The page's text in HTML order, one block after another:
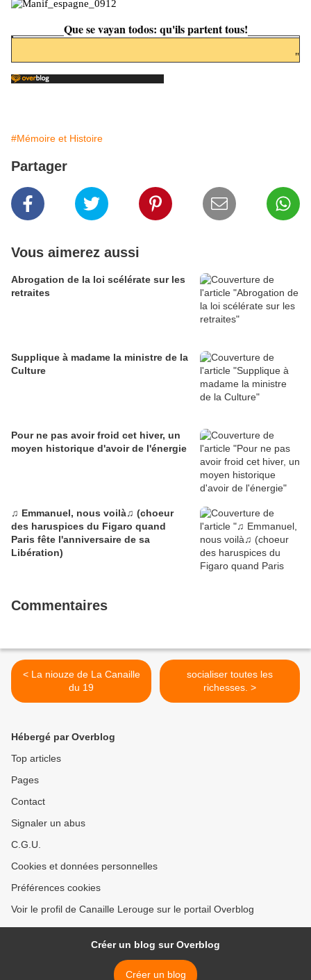
Que se vayan todos: qu'ils partent tous!
"
#Mémoire et Histoire
Partager
Vous aimerez aussi
Abrogation de la loi scélérate sur les
retraites
Supplique à madame la ministre de la
Culture
Pour ne pas avoir froid cet hiver, un
moyen historique d'avoir de l'énergie
♫ Emmanuel, nous voilà♫ (choeur
des haruspices du Figaro quand
Paris fête l'anniversaire de sa
Libération)
Commentaires
< La niouze de La Canaille
du 19
socialiser toutes les
richesses. >
Hébergé par Overblog
Top articles
Pages
Contact
Signaler un abus
C.G.U.
Cookies et données personnelles
Préférences cookies
Voir le profil de Canaille Lerouge sur le portail Overblog
Créer un blog sur Overblog
Créer un blog